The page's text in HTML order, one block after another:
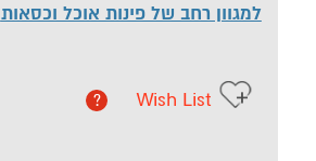
למגוון רחב של פינות אוכל וכסאות
Wish List
?